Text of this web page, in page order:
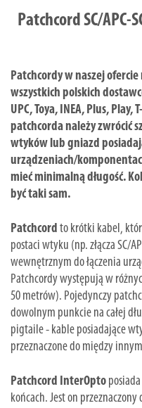
Patchcord SC/APC-
Patchcordy w naszej
wszystkich polskich
UPC, Toya, INEA, Plus,
patchcorda należy zwrócić
wtyków lub gniazd
urządzeniach/
mieć minimalną długość.
być taki sam.
Patchcord to krótki kabel,
postaci wtyku (np. złącza SC/
wewnętrznym do łączenia
Patchcordy występują w
50 metrów). Pojedynczy
dowolnym punkcie na całej
pigtaile - kable posiadające
przeznaczone do między
Patchcord InterOpto
końcach. Jest on